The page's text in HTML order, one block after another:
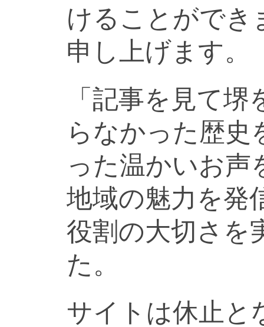
けることができ
申し上げます。
「記事を見て
らなかった歴史
った温かいお声
地域の魅力を発
役割の大切さを
た。
サイトは休止と